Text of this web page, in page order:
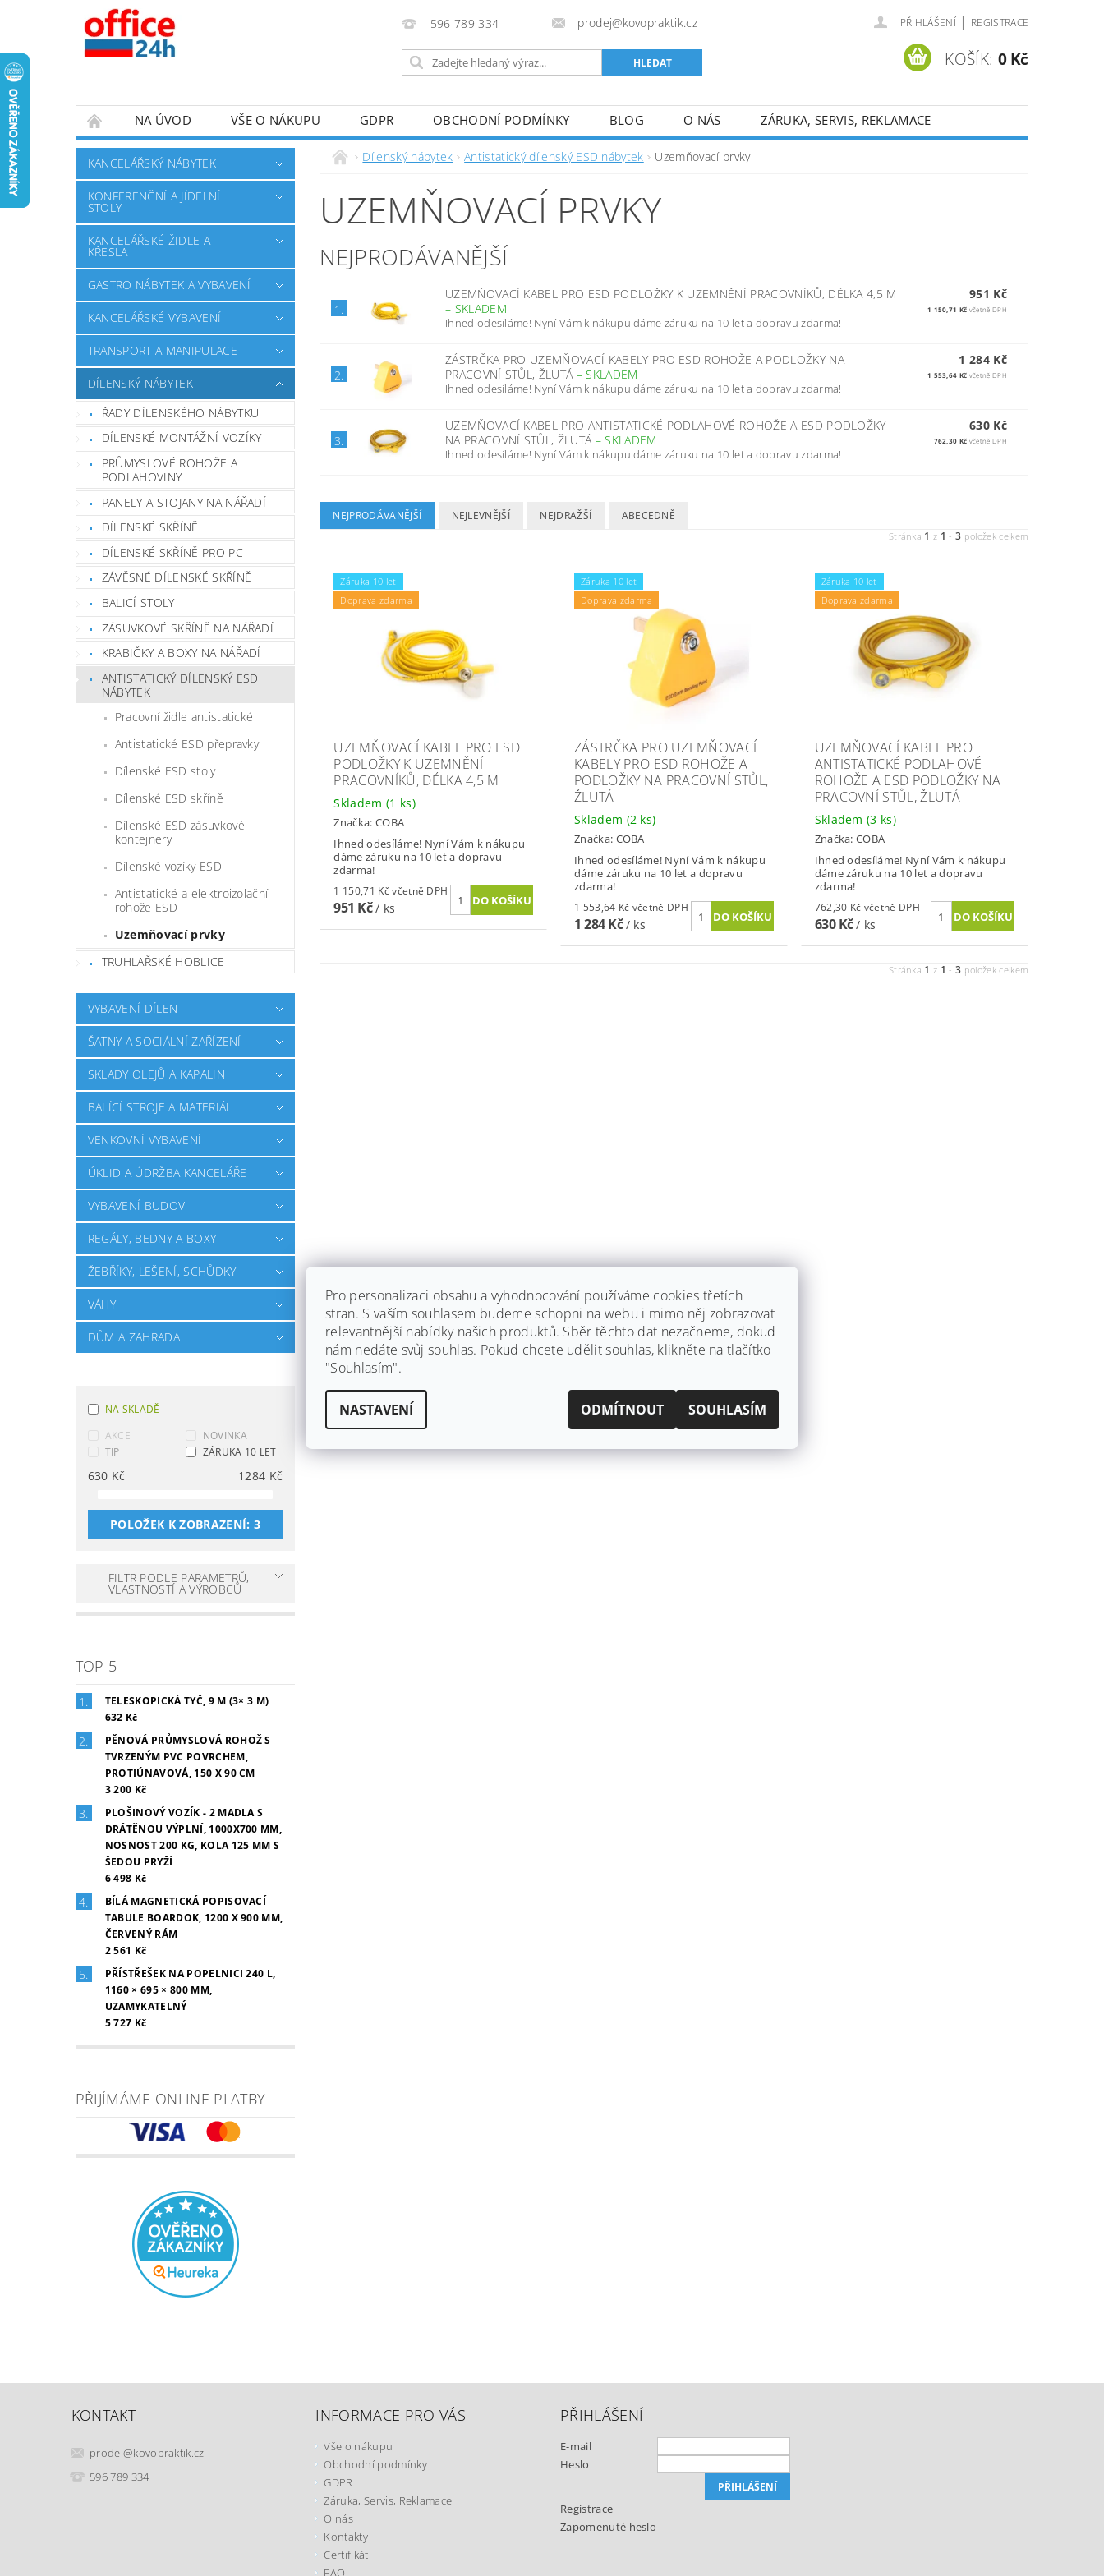
596 789 334 prodej@kovopraktik.cz PŘIHLÁŠENÍ | REGISTRACE
KOŠÍK: 0 Kč
NA ÚVOD VŠE O NÁKUPU GDPR OBCHODNÍ PODMÍNKY BLOG O NÁS ZÁRUKA, SERVIS, REKLAMACE
KANCELÁŘSKÝ NÁBYTEK
KONFERENČNÍ A JÍDELNÍ
STOLY
KANCELÁŘSKÉ ŽIDLE A
KŘESLA
GASTRO NÁBYTEK A VYBAVENÍ
KANCELÁŘSKÉ VYBAVENÍ
TRANSPORT A MANIPULACE
DÍLENSKÝ NÁBYTEK
ŘADY DÍLENSKÉHO NÁBYTKU
DÍLENSKÉ MONTÁŽNÍ VOZÍKY
PRŮMYSLOVÉ ROHOŽE A
PODLAHOVINY
PANELY A STOJANY NA NÁŘADÍ
DÍLENSKÉ SKŘÍNĚ
DÍLENSKÉ SKŘÍNĚ PRO PC
ZÁVĚSNÉ DÍLENSKÉ SKŘÍNĚ
BALICÍ STOLY
ZÁSUVKOVÉ SKŘÍNĚ NA NÁŘADÍ
KRABIČKY A BOXY NA NÁŘADÍ
ANTISTATICKÝ DÍLENSKÝ ESD
NÁBYTEK
Pracovní židle antistatické
Antistatické ESD přepravky
Dílenské ESD stoly
Dílenské ESD skříně
Dílenské ESD zásuvkové
kontejnery
Dílenské vozíky ESD
Antistatické a elektroizolační
rohože ESD
Uzemňovací prvky
TRUHLAŘSKÉ HOBLICE
VYBAVENÍ DÍLEN
ŠATNY A SOCIÁLNÍ ZAŘÍZENÍ
SKLADY OLEJŮ A KAPALIN
BALÍCÍ STROJE A MATERIÁL
VENKOVNÍ VYBAVENÍ
ÚKLID A ÚDRŽBA KANCELÁŘE
VYBAVENÍ BUDOV
REGÁLY, BEDNY A BOXY
ŽEBŘÍKY, LEŠENÍ, SCHŮDKY
VÁHY
DŮM A ZAHRADA
NA SKLADĚ
AKCE
NOVINKA
TIP
ZÁRUKA 10 LET
630 Kč 1284 Kč
POLOŽEK K ZOBRAZENÍ: 3
FILTR PODLE PARAMETRŮ,
VLASTNOSTÍ A VÝROBCŮ
TOP 5
TELESKOPICKÁ TYČ, 9 M (3× 3 M)
632 Kč
PĚNOVÁ PRŮMYSLOVÁ ROHOŽ S
TVRZENÝM PVC POVRCHEM,
PROTIÚNAVOVÁ, 150 X 90 CM
3 200 Kč
PLOŠINOVÝ VOZÍK - 2 MADLA S
DRÁTĚNOU VÝPLNÍ, 1000X700 MM,
NOSNOST 200 KG, KOLA 125 MM S
ŠEDOU PRYŽÍ
6 498 Kč
BÍLÁ MAGNETICKÁ POPISOVACÍ
TABULE BOARDOK, 1200 X 900 MM,
ČERVENÝ RÁM
2 561 Kč
PŘÍSTŘEŠEK NA POPELNICI 240 L,
1160 × 695 × 800 MM,
UZAMYKATELNÝ
5 727 Kč
PŘIJÍMÁME ONLINE PLATBY
Dílenský nábytek Antistatický dílenský ESD nábytek Uzemňovací prvky
UZEMŇOVACÍ PRVKY
NEJPRODÁVANĚJŠÍ
1.
UZEMŇOVACÍ KABEL PRO ESD PODLOŽKY K UZEMNĚNÍ PRACOVNÍKŮ, DÉLKA 4,5 M
– SKLADEM
Ihned odesíláme! Nyní Vám k nákupu dáme záruku na 10 let a dopravu zdarma!
951 Kč
1 150,71 Kč včetně DPH
2.
ZÁSTRČKA PRO UZEMŇOVACÍ KABELY PRO ESD ROHOŽE A PODLOŽKY NA
PRACOVNÍ STŮL, ŽLUTÁ –SKLADEM
Ihned odesíláme! Nyní Vám k nákupu dáme záruku na 10 let a dopravu zdarma!
1 284 Kč
1 553,64 Kč včetně DPH
3.
UZEMŇOVACÍ KABEL PRO ANTISTATICKÉ PODLAHOVÉ ROHOŽE A ESD PODLOŽKY
NA PRACOVNÍ STŮL, ŽLUTÁ –SKLADEM
Ihned odesíláme! Nyní Vám k nákupu dáme záruku na 10 let a dopravu zdarma!
630 Kč
762,30 Kč včetně DPH
NEJPRODÁVANĚJŠÍ NEJLEVNĚJŠÍ NEJDRAŽŠÍ ABECEDNĚ
Stránka 1 z 1 -3 položek celkem
Záruka 10 let
Doprava zdarma
UZEMŇOVACÍ KABEL PRO ESD
PODLOŽKY K UZEMNĚNÍ
PRACOVNÍKŮ, DÉLKA 4,5 M
Skladem (1 ks)
Značka: COBA
Ihned odesíláme! Nyní Vám k nákupu
dáme záruku na 10 let a dopravu
zdarma!
1 150,71 Kč včetně DPH
951 Kč/ ks
Záruka 10 let
Doprava zdarma
ZÁSTRČKA PRO UZEMŇOVACÍ
KABELY PRO ESD ROHOŽE A
PODLOŽKY NA PRACOVNÍ STŮL,
ŽLUTÁ
Skladem (2 ks)
Značka: COBA
Ihned odesíláme! Nyní Vám k nákupu
dáme záruku na 10 let a dopravu
zdarma!
1 553,64 Kč včetně DPH
1 284 Kč/ ks
Záruka 10 let
Doprava zdarma
UZEMŇOVACÍ KABEL PRO
ANTISTATICKÉ PODLAHOVÉ
ROHOŽE A ESD PODLOŽKY NA
PRACOVNÍ STŮL, ŽLUTÁ
Skladem(3 ks)
Značka:COBA
Ihned odesíláme! Nyní Vám k nákupu
dáme záruku na 10 let a dopravu
zdarma!
762,30 Kč včetně DPH
630 Kč/ ks
Stránka 1 z 1 -3 položek celkem
KONTAKT
prodej@kovopraktik.cz
596 789 334
INFORMACE PRO VÁS
Vše o nákupu
Obchodní podmínky
GDPR
Záruka, Servis, Reklamace
O nás
Kontakty
Certifikát
FAQ
PŘIHLÁŠENÍ
E-mail
Heslo
Registrace
Zapomenuté heslo
Pro personalizaci obsahu a vyhodnocování používáme cookies třetích
stran. S vaším souhlasem budeme schopni na webu i mimo něj zobrazovat
relevantnější nabídky našich produktů. Sběr těchto dat nezačneme, dokud
nám nedáte svůj souhlas. Pokud chcete udělit souhlas, klikněte na tlačítko
"Souhlasím".
NASTAVENÍ ODMÍTNOUT SOUHLASÍM